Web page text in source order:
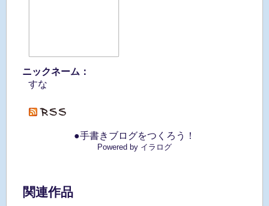
ニックネーム：
すな
●手書きブログをつくろう！
Powered by イラログ
関連作品